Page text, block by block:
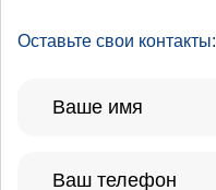
Оставьте свои контакты: